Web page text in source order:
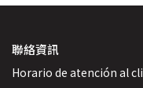
聯絡資訊
Horario de atención al